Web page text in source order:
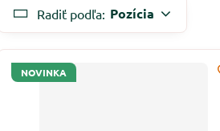
Radiť podľa: Pozícia
NOVINKA